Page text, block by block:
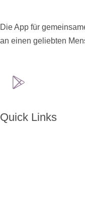
Die App für
an einen geliebten
Quick Links